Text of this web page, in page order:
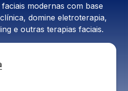
modernas com base
domine eletroterapia,
e outras terapias faciais.